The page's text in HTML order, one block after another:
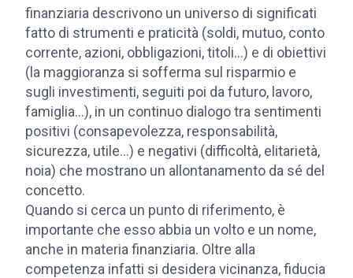
finanziaria descrivono un universo di significati
fatto di strumenti e praticità (soldi, mutuo, conto
corrente, azioni, obbligazioni, titoli…) e di obiettivi
(la maggioranza si sofferma sul risparmio e
sugli investimenti, seguiti poi da futuro, lavoro,
famiglia…), in un continuo dialogo tra sentimenti
positivi (consapevolezza, responsabilità,
sicurezza, utile…) e negativi (difficoltà, elitarietà,
noia) che mostrano un allontanamento da sé del
concetto.
Quando si cerca un punto di riferimento, è
importante che esso abbia un volto e un nome,
anche in materia finanziaria. Oltre alla
competenza infatti si desidera vicinanza, fiducia